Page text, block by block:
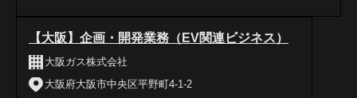
【大阪】企画・開発業務（EV関連ビジネス）
大阪ガス株式会社
大阪府大阪市中央区平野町4-1-2